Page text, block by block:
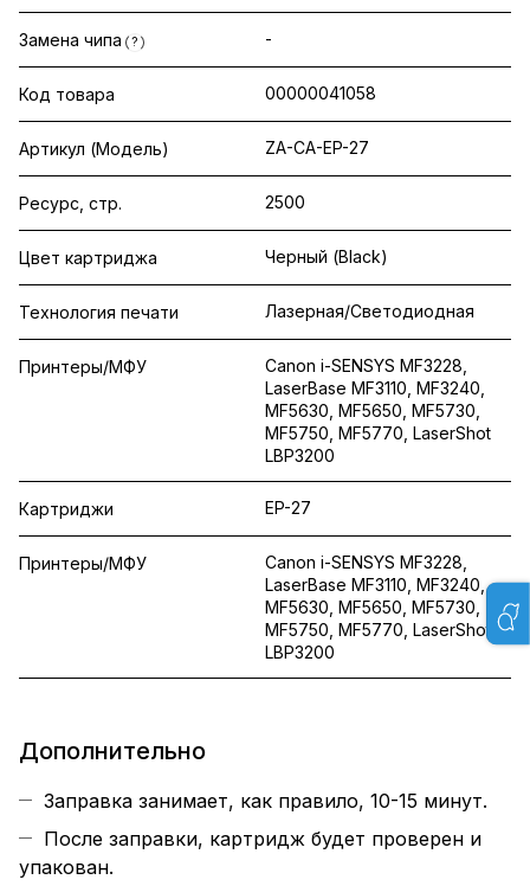
Замена чипа ? -
Код товара 00000041058
Артикул (Модель) ZA-CA-EP-27
Ресурс, стр. 2500
Цвет картриджа Черный (Black)
Технология печати Лазерная/Светодиодная
Принтеры/МФУ
Canon i-SENSYS MF3228,
LaserBase MF3110, MF3240,
MF5630, MF5650, MF5730,
MF5750, MF5770, LaserShot
LBP3200
Картриджи EP-27
Принтеры/МФУ
Canon i-SENSYS MF3228,
LaserBase MF3110, MF3240,
MF5630, MF5650, MF5730,
MF5750, MF5770, LaserShot
LBP3200
Дополнительно
Заправка занимает, как правило, 10-15 минут.
После заправки, картридж будет проверен и
упакован.